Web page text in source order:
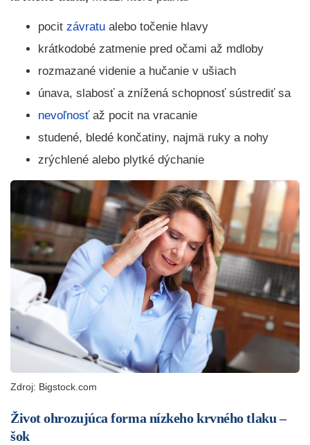
pocit závratu alebo točenie hlavy
krátkodobé zatmenie pred očami až mdloby
rozmazané videnie a hučanie v ušiach
únava, slabosť a znížená schopnosť sústrediť sa
nevoľnosťaž pocit na vracanie
studené, bledé končatiny, najmä ruky a nohy
zrýchlené alebo plytké dýchanie
Zdroj: Bigstock.com
Život ohrozujúca forma nízkeho krvného tlaku –
šok